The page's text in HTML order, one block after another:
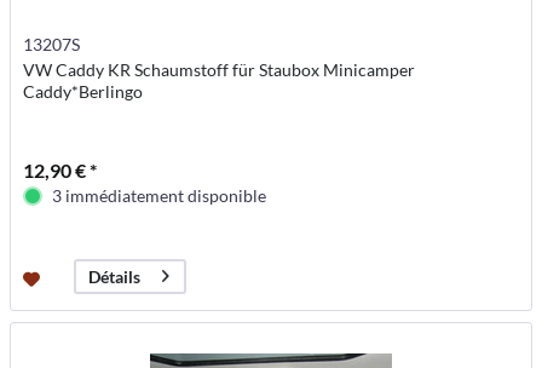
13207S
VW Caddy KR Schaumstoff für Staubox Minicamper
Caddy*Berlingo
12,90 € *
3 immédiatement disponible
Détails